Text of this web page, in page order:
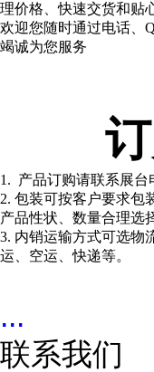
理价格、快速交货和贴
欢迎您随时通过电话、
竭诚为您服务
1. 产品订购请联系展台
2. 包装可按客户要求包
产品性状、数量合理选
3. 内销运输方式可选物
运、空运、快递等。
...
联系我们